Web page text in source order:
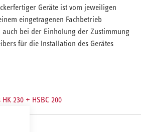
Geräte ist vom jeweiligen
eingetragenen Fachbetrieb
bei der Einholung der Zustimmung
für die Installation des Gerätes
INSTALLATIONSVIDEOS
230 + HSBC 200